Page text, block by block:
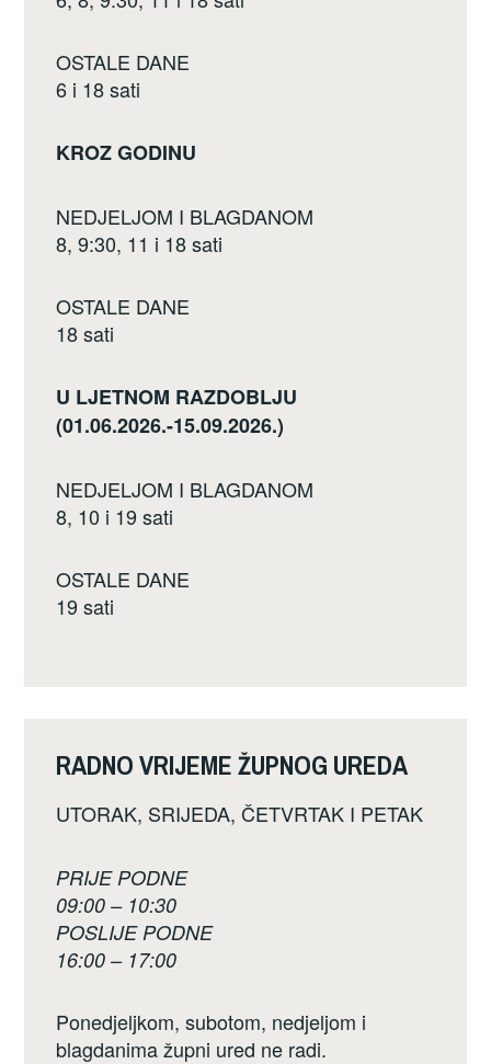
OSTALE DANE
6 i 18 sati
KROZ GODINU
NEDJELJOM I BLAGDANOM
8, 9:30, 11 i 18 sati
OSTALE DANE
18 sati
U LJETNOM RAZDOBLJU
(01.06.2026.-15.09.2026.)
NEDJELJOM I BLAGDANOM
8, 10 i 19 sati
OSTALE DANE
19 sati
RADNO VRIJEME ŽUPNOG UREDA
UTORAK, SRIJEDA, ČETVRTAK I PETAK
PRIJE PODNE
09:00 – 10:30
POSLIJE PODNE
16:00 – 17:00
Ponedjeljkom, subotom, nedjeljom i
blagdanima župni ured ne radi.